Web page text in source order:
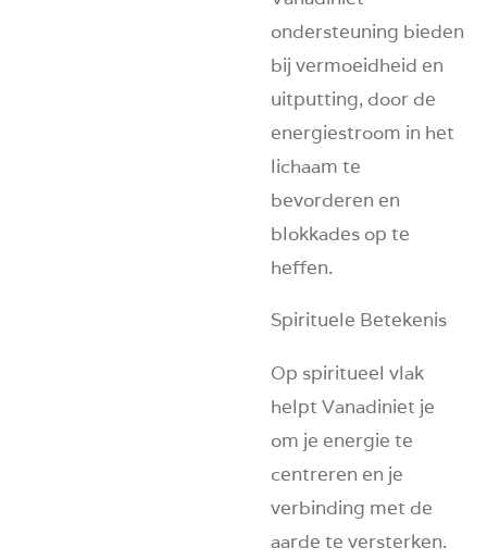
ondersteuning bieden
bij vermoeidheid en
uitputting, door de
energiestroom in het
lichaam te
bevorderen en
blokkades op te
heffen.
Spirituele Betekenis
Op spiritueel vlak
helpt Vanadiniet je
om je energie te
centreren en je
verbinding met de
aarde te versterken.